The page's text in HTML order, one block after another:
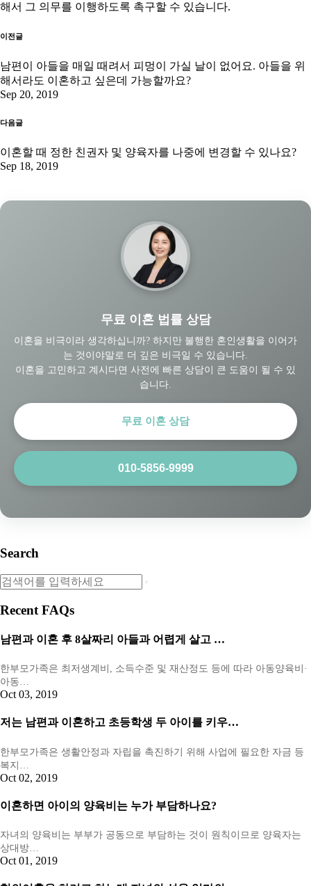
해서 그 의무를 이행하도록 촉구할 수 있습니다.
이전글
남편이 아들을 매일 때려서 피멍이 가실 날이 없어요. 아들을 위
해서라도 이혼하고 싶은데 가능할까요?
Sep 20, 2019
다음글
이혼할 때 정한 친권자 및 양육자를 나중에 변경할 수 있나요?
Sep 18, 2019
무료 이혼 법률 상담
이혼을 비극이라 생각하십니까? 하지만 불행한 혼인생활을 이어가
는 것이야말로 더 깊은 비극일 수 있습니다.
이혼을 고민하고 계시다면 사전에 빠른 상담이 큰 도움이 될 수 있
습니다.
무료 이혼 상담
010-5856-9999
Search
Recent FAQs
남편과 이혼 후 8살짜리 아들과 어렵게 살고 …
한부모가족은 최저생계비, 소득수준 및 재산정도 등에 따라 아동양육비·
아동…
Oct 03, 2019
저는 남편과 이혼하고 초등학생 두 아이를 키우…
한부모가족은 생활안정과 자립을 촉진하기 위해 사업에 필요한 자금 등
복지…
Oct 02, 2019
이혼하면 아이의 양육비는 누가 부담하나요?
자녀의 양육비는 부부가 공동으로 부담하는 것이 원칙이므로 양육자는
상대방…
Oct 01, 2019